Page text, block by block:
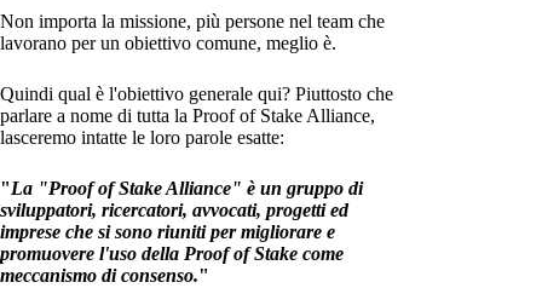
Non importa la missione, più persone nel team che
lavorano per un obiettivo comune, meglio è.
Quindi qual è l'obiettivo generale qui? Piuttosto che
parlare a nome di tutta la Proof of Stake Alliance,
lasceremo intatte le loro parole esatte:
"La "Proof of Stake Alliance" è un gruppo di
sviluppatori, ricercatori, avvocati, progetti ed
imprese che si sono riuniti per migliorare e
promuovere l'uso della Proof of Stake come
meccanismo di consenso."